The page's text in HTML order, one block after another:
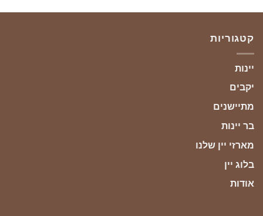
קטגוריות
יינות
יקבים
מתיישנים
בר יינות
מארזי יין שלנו
בלוג יין
אודות